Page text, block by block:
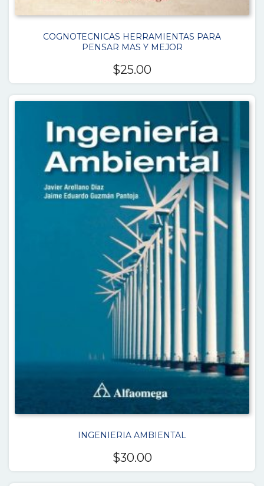
COGNOTECNICAS HERRAMIENTAS PARA
PENSAR MAS Y MEJOR
$25.00
INGENIERIA AMBIENTAL
$30.00